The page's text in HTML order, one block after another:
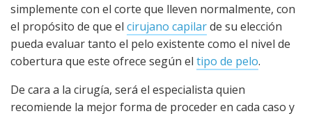
simplemente con el corte que lleven normalmente, con
el propósito de que el cirujano capilarde su elección
pueda evaluar tanto el pelo existente como el nivel de
cobertura que este ofrece según el tipo de pelo.
De cara a la cirugía, será el especialista quien
recomiende la mejor forma de proceder en cada caso y